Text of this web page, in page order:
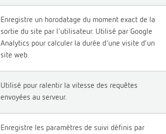
Enregistre un horodatage du moment exact de la
sortie du site par l'utilisateur. Utilisé par Google
Analytics pour calculer la durée d'une visite d’un
site web.
Utilisé pour ralentir la vitesse des requêtes
envoyées au serveur.
Enregistre les paramètres de suivi définis par